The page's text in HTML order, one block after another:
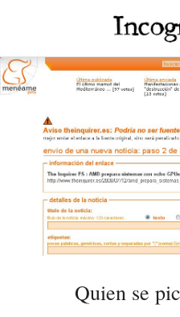
Quien se